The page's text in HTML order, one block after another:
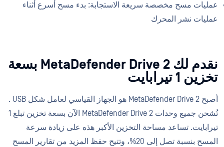
عمليات مسح مخصصة سريعة الاستجابة: بدء مسح أسرع أثناء
عمليات نشر المحرك
نقدم لك MetaDefender Drive 2 بسعة
تخزين 1 تيرابايت
أصبح MetaDefender Drive 2 هو الجهاز القياسي لعامل شكل USB .
تُشحن جميع وحدات MetaDefender Drive 2 الآن بسعة تخزين تبلغ 1
تيرابايت. تساعد مساحة التخزين الأكبر هذه على زيادة سرعة
المسح بنسبة تصل إلى 20%، وتتيح حفظ المزيد من تقارير المسح